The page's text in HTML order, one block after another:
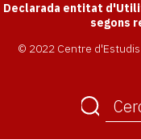
Declarada entitat
segons
© 2022 Centre